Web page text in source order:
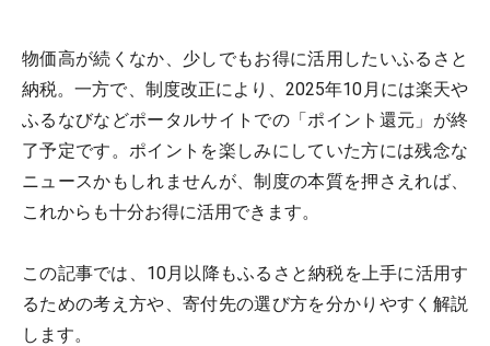
物価高が続くなか、少しでもお得に活用したいふるさと
納税。一方で、制度改正により、2025年10月には楽天や
ふるなびなどポータルサイトでの「ポイント還元」が終
了予定です。ポイントを楽しみにしていた方には残念な
ニュースかもしれませんが、制度の本質を押さえれば、
これからも十分お得に活用できます。
この記事では、10月以降もふるさと納税を上手に活用す
るための考え方や、寄付先の選び方を分かりやすく解説
します。